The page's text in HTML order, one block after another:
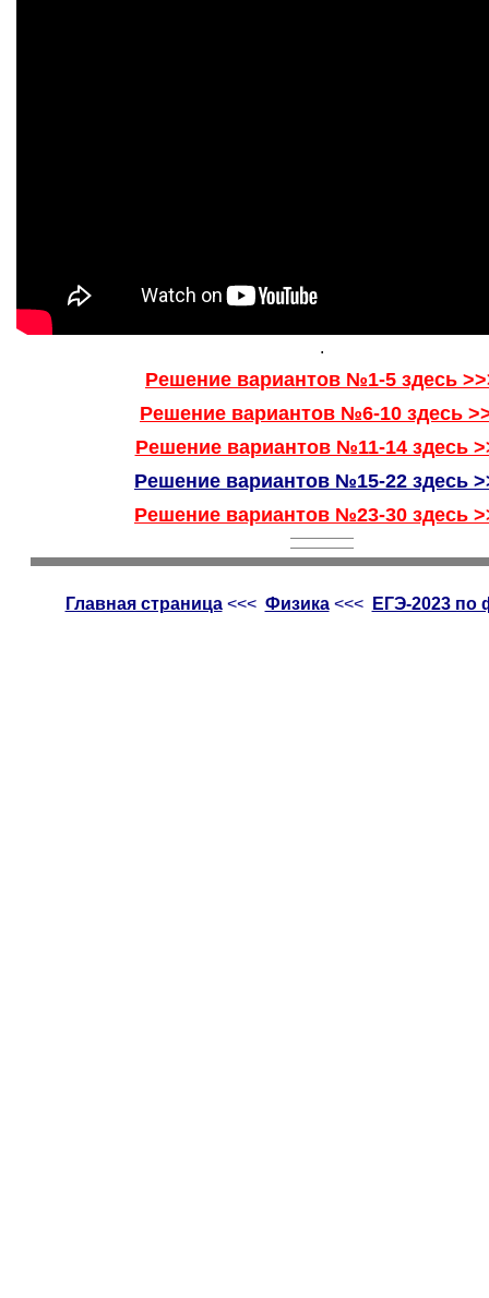
.
Решение вариантов №1-5 здесь
Решение вариантов №6-10 здесь
Решение вариантов №11-14 здесь
Решение вариантов №15-22 здесь
Решение вариантов №23-30 здесь
Главная страница<<< Физика<<< ЕГЭ-2023 по